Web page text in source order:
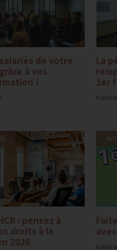
de votre
à vos
!
La
1er
Publié le
: pensez à
droits à la
2026
Publié le